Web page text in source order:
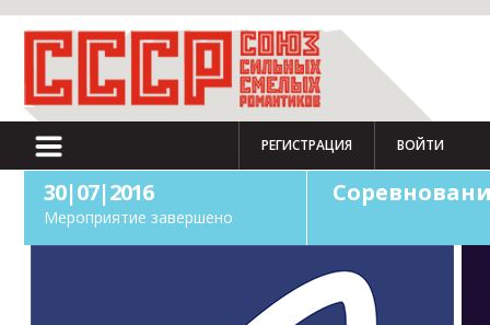
РЕГИСТРАЦИЯ ВОЙТИ
30|07|2016
Мероприятие завершено